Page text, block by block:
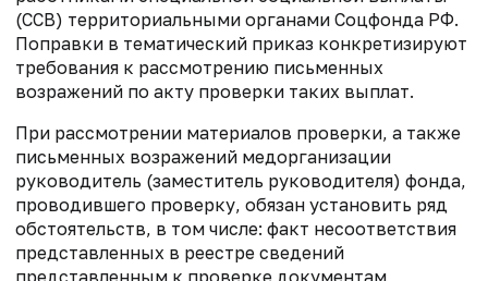
(ССВ) территориальными органами Соцфонда РФ.
Поправки в тематический приказ конкретизируют
требования к рассмотрению письменных
возражений по акту проверки таких выплат.
При рассмотрении материалов проверки, а также
письменных возражений медорганизации
руководитель (заместитель руководителя) фонда,
проводившего проверку, обязан установить ряд
обстоятельств, в том числе: факт несоответствия
представленных в реестре сведений
представленным к проверке документам,